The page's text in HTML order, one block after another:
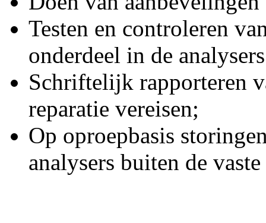
Testen en controleren
onderdeel in de
Schriftelijk rapporteren
reparatie vereisen;
Op oproepbasis
analysers buiten de